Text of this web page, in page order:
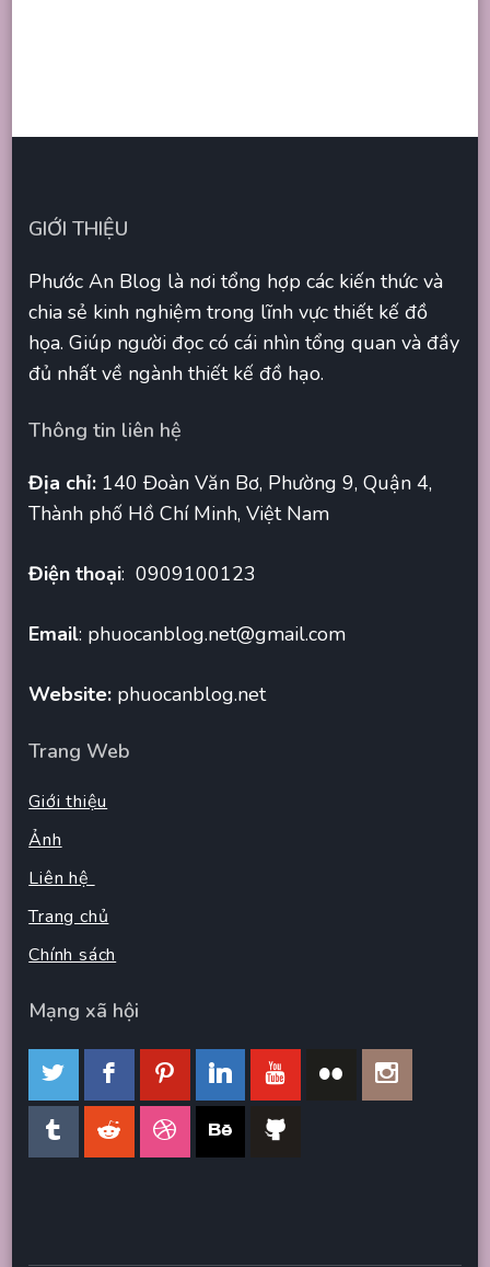
GIỚI THIỆU
Phước An Blog là nơi tổng hợp các kiến thức và
chia sẻ kinh nghiệm trong lĩnh vực thiết kế đồ
họa. Giúp người đọc có cái nhìn tổng quan và đầy
đủ nhất về ngành thiết kế đồ hạo.
Thông tin liên hệ
Địa chỉ: 140 Đoàn Văn Bơ, Phường 9, Quận 4,
Thành phố Hồ Chí Minh, Việt Nam
Điện thoại: 0909100123
Email: phuocanblog.net@gmail.com
Website: phuocanblog.net
Trang Web
Giới thiệu
Ảnh
Liên hệ
Trang chủ
Chính sách
Mạng xã hội